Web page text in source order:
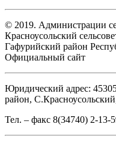
© 2019. Администрации
Красноусольский
Гафурийский район
Официальный сайт
Юридический адрес:
район,
Тел. – факс 8(34740) 2-13-